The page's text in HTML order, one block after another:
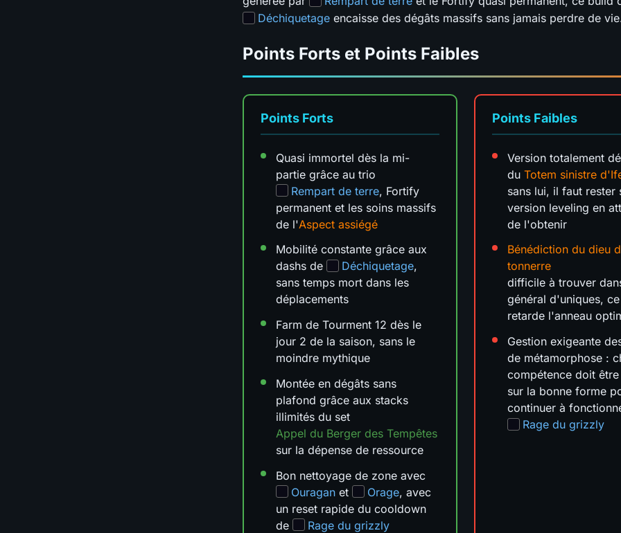
Déchiquetage encaisse des dégâts massifs sans jamais perdre de
Points Forts et Points Faibles
Points Forts
Quasi immortel dès la mi-
partie grâce au trio
Rempart de terre, Fortify
permanent et les soins massifs
de l'Aspect assiégé
Mobilité constante grâce aux
dashs de
Déchiquetage,
sans temps mort dans les
déplacements
Farm de Tourment 12 dès le
jour 2 de la saison, sans le
moindre mythique
Montée en dégâts sans
plafond grâce aux stacks
illimités du set
Appel du Berger des Tempêtes
sur la dépense de ressource
Bon nettoyage de zone avec
Ouragan et Orage, avec
un reset rapide du cooldown
de
Rage du grizzly
Points Faibles
Version totalement
duTotem sinistre
sans lui, il faut rester
version leveling en
de l'obtenir
Bénédiction du dieu
tonnerre
difficile à trouver
général d'uniques,
retarde l'anneau
Gestion exigeante
de métamorphose :
compétence doit
sur la bonne forme
continuer à
Rage du grizzly